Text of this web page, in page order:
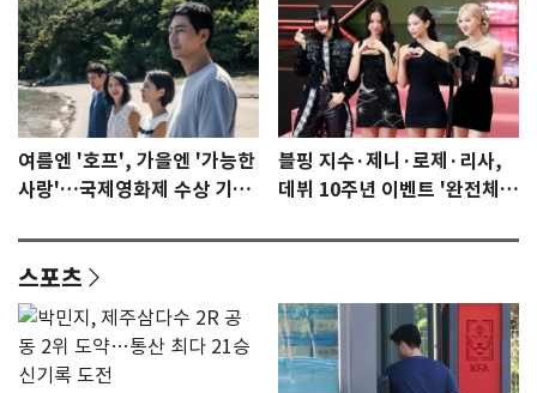
여름엔 '호프', 가을엔 '가능한
사랑'…국제영화제 수상 기대
블핑 지수·제니·로제·리사,
데뷔 10주년 이벤트 '완전체'
스포츠